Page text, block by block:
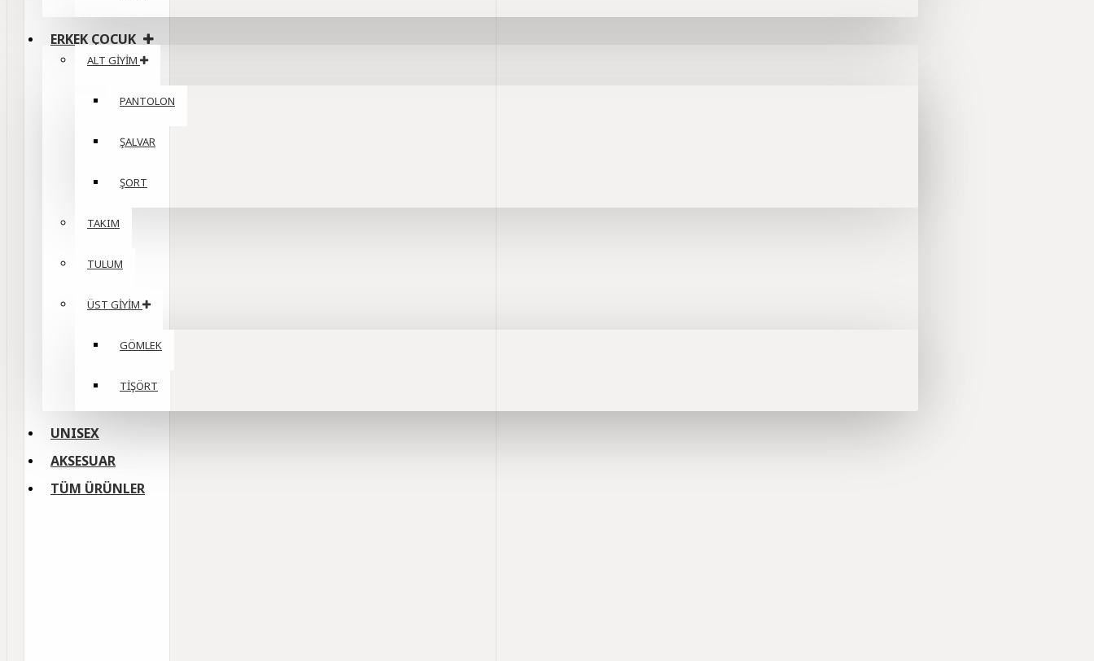
ERKEK ÇOCUK
ALT GİYİM
PANTOLON
ŞALVAR
ŞORT
TAKIM
TULUM
ÜST GİYİM
GÖMLEK
TİŞÖRT
UNISEX
AKSESUAR
TÜM ÜRÜNLER